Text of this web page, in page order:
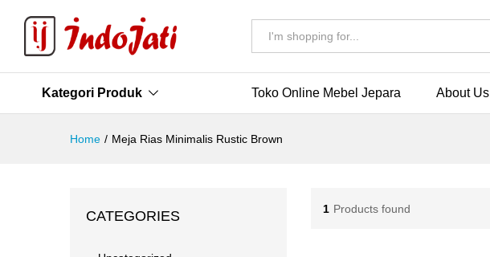
Kategori Produk Toko Online Mebel Jepara About Us
Home / Meja Rias Minimalis Rustic Brown
1 Products found
CATEGORIES